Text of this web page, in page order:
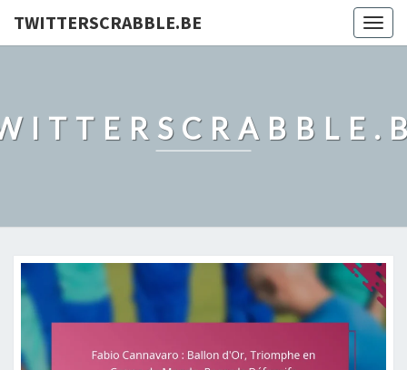
TWITTERSCRABBLE.BE